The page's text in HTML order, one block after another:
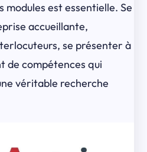
modules est essentielle. Se
accueillante,
se présenter à
de compétences qui
véritable recherche